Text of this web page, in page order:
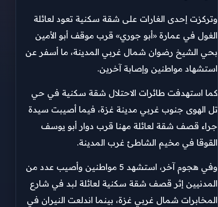
وتركزت إحدى الغارات على شقة سكنية تعود لعائلة
الغول في عمارة «أبو جوري» قرب موقف أبو الأمين
بحي الشيخ رضوان شمال غربي المدينة، ما أسفر عن
استشهاد مواطنين وإصابة آخرين.
كما استهدفت طائرات الاحتلال شقة سكنية في حي
تل الهوى جنوب غربي مدينة غزة، فيما أصيبت سيدة
جراء قصف شقة لعائلة مهنا قرب دوار أبو يوسف
القوقا في مخيم الشاطئ غرب المدينة.
وفي هجوم آخر، استشهد 5 مواطنين وأصيب عدد من
المدنيين إثر قصف شقة سكنية لعائلة لبد في شارع
المخابرات شمال غربي غزة، بينما اندلعت النيران في